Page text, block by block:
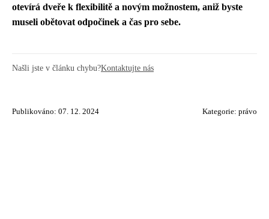
otevírá dveře k flexibilitě a novým možnostem, aniž byste
museli obětovat odpočinek a čas pro sebe.
Našli jste v článku chybu?Kontaktujte nás
Publikováno: 07. 12. 2024 Kategorie: právo